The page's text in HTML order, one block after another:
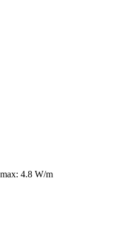
4.8 W/m